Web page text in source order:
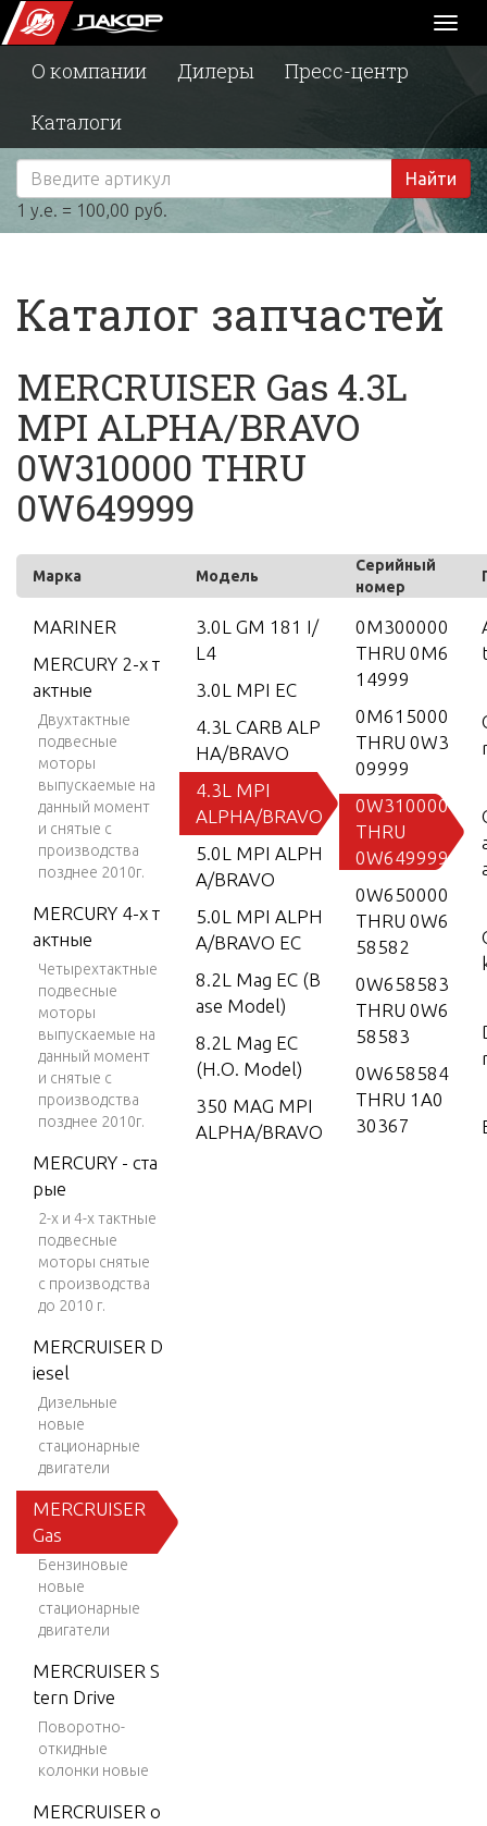
О компании Дилеры
Пресс-центр
Каталоги
Найти
1 у.е. = 100,00 руб.
Каталог запчастей
MERCRUISER Gas 4.3L
MPI ALPHA/BRAVO
0W310000 THRU
0W649999
Марка Модель
Серийный
номер
MARINER
MERCURY 2-х т
актные
Двухтактные
подвесные
моторы
выпускаемые на
данный момент
и снятые с
производства
позднее 2010г.
MERCURY 4-х т
актные
Четырехтактные
подвесные
моторы
выпускаемые на
данный момент
и снятые с
производства
позднее 2010г.
MERCURY - ста
рые
2-х и 4-х тактные
подвесные
моторы снятые
с производства
до 2010 г.
MERCRUISER D
iesel
Дизельные
новые
стационарные
двигатели
MERCRUISER
Gas
Бензиновые
новые
стационарные
двигатели
MERCRUISER S
tern Drive
Поворотно-
откидные
колонки новые
MERCRUISER о
3.0L GM 181 I/
L4
3.0L MPI EC
4.3L CARB ALP
HA/BRAVO
4.3L MPI
ALPHA/BRAVO
5.0L MPI ALPH
A/BRAVO
5.0L MPI ALPH
A/BRAVO EC
8.2L Mag EC (B
ase Model)
8.2L Mag EC
(H.O. Model)
350 MAG MPI
ALPHA/BRAVO
0M300000
THRU 0M6
14999
0M615000
THRU 0W3
09999
0W310000
THRU
0W649999
0W650000
THRU 0W6
58582
0W658583
THRU 0W6
58583
0W658584
THRU 1A0
30367